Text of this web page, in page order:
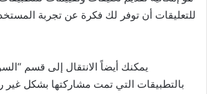
للتعليقات أن توفر لك فكرة عن تجربة
يمكنك أيضاً الانتقال إلى قسم
بالتطبيقات التي تمت مشاركتها بشكل